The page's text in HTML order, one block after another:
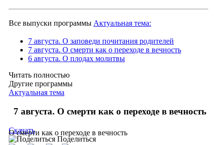
Все выпуски программы Актуальная тема:
7 августа. О заповеди почитания родителей
7 августа. О смерти как о переходе в вечность
6 августа. О плодах молитвы
Читать полностью
Другие программы
Актуальная тема
7 августа. О смерти как о переходе в вечность
О смерти как о переходе в вечность
Скачать
Поделиться